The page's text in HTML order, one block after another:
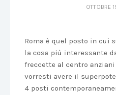
OTTOBRE
Roma è quel posto in cui
la cosa più interessante
freccette al centro
vorresti avere il
4 posti